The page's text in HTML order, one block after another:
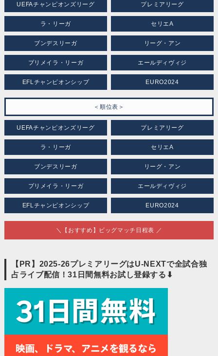
UEFAチャンピオンズリーグ プレミアリーグ
ラ・リーガ セリエA
ブンデスリーガ リーグ・アン
プリメイラ・リーガ エールディヴィジ
EFLチャンピオンシップ EURO2024
＜順位表＞
UEFAチャンピオンズリーグ プレミアリーグ
ラ・リーガ セリエA
ブンデスリーガ リーグ・アン
プリメイラ・リーガ エールディヴィジ
EFLチャンピオンシップ EURO2024
＼【おすすめ】ビッグマッチ日程表 ／
【PR】2025-26プレミアリーグはU-NEXTで全試合独
占ライブ配信！31日間無料お試し登録する⬇︎